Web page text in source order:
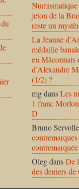
jeton de la
reste un
La Jeanne
médaille
en Mâconnais
d’Alexandre
(1/2) ?
mgdansLes
1 franc
D
Bruno Servolle
OlegdansDe
des deniers